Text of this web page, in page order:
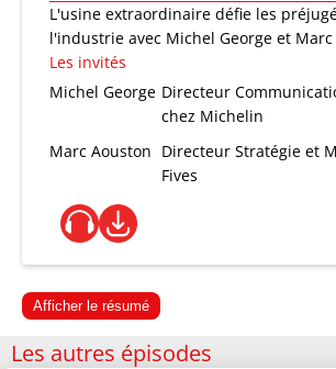
L'usine extraordinaire défie les
l'industrie avec Michel George et Marc
Les invités
Michel George Directeur
chez Michelin
Marc Aouston Directeur Stratégie et
Fives
Afficher le résumé
Les autres épisodes